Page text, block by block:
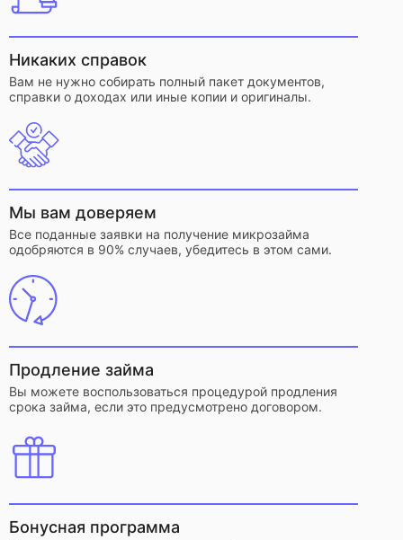
Никаких справок
Вам не нужно собирать полный пакет документов,
справки о доходах или иные копии и оригиналы.
Мы вам доверяем
Все поданные заявки на получение микрозайма
одобряются в 90% случаев, убедитесь в этом сами.
Продление займа
Вы можете воспользоваться процедурой продления
срока займа, если это предусмотрено договором.
Бонусная программа